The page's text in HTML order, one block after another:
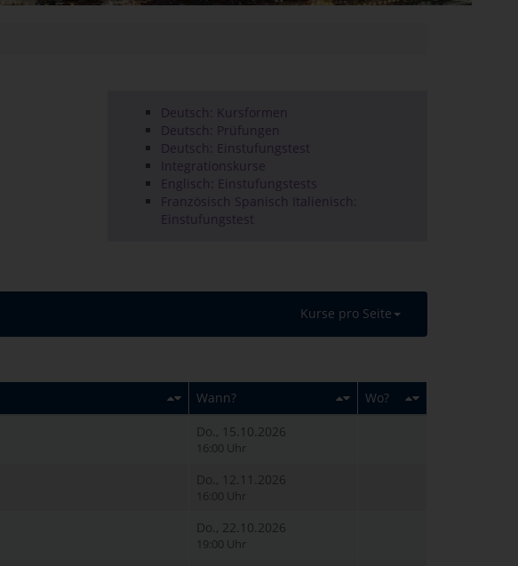
Deutsch: Kursformen
Deutsch: Prüfungen
Deutsch: Einstufungstest
Integrationskurse
Englisch: Einstufungstests
Französisch Spanisch Italienisch:
Einstufungstest
Kurse pro Seite
Wann?
Wo?
Do., 15.10.2026
16:00 Uhr
Do., 12.11.2026
16:00 Uhr
Do., 22.10.2026
19:00 Uhr